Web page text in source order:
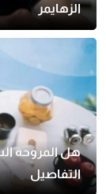
الزهايمر
هل المروحة
التفاصيل